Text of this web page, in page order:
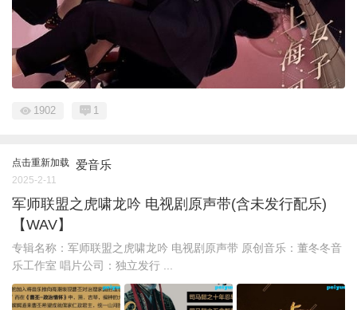
1902 1
点击重新加载 爱音乐
2025-2-11
军师联盟之虎啸龙吟 电视剧原声带(含未发行配乐)
【WAV】
专辑名称：军师联盟之虎啸龙吟 电视剧原声带 原创音乐：董冬冬音
乐工作室 唱片公司：独立发行 ...